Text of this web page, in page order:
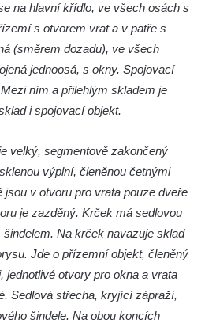
11 v ulici 5. května
Duchcov
gymnázia v
ulici v
pro
Bezručově ulici v
v ulici Gen.
Nisou
na hlavní křídlo, ve všech osách s
s otvorem vrat a v patře s
(směrem dozadu), ve všech
jednoosá, s okny. Spojovací
ním a přilehlým skladem je
i spojovací objekt.
velký, segmentově zakončený
výplní, členěnou četnými
v otvoru pro vrata pouze dveře
je zazděný. Krček má sedlovou
Na krček navazuje sklad
Jde o přízemní objekt, členěný
jednotlivé otvory pro okna a vrata
Sedlová střecha, kryjící zápraží,
šindele. Na obou koncích